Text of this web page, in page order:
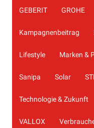
GEBERIT GROHE
Kampagnenbeitrag
Lifestyle Marken &
Sanipa Solar
Technologie & Zukunft
VALLOX